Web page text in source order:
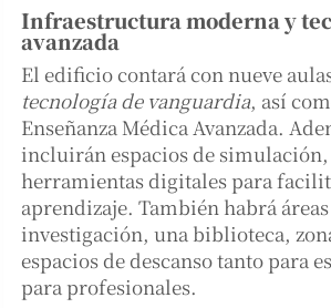
Infraestructura moderna y
avanzada
El edificio contará con nueve
tecnología de vanguardia, así
Enseñanza Médica Avanzada.
incluirán espacios de
herramientas digitales para
aprendizaje. También habrá
investigación, una biblioteca,
espacios de descanso tanto para
para profesionales.